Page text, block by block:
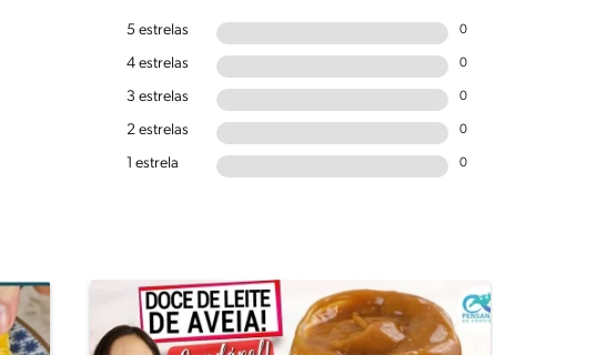
5 estrelas 0
4 estrelas 0
3 estrelas 0
2 estrelas 0
1 estrela 0